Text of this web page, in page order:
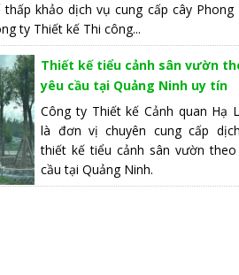
khảo dịch vụ cung cấp cây Phong
ty Thiết kế Thi công...
Thiết kế tiểu cảnh sân vườn
yêu cầu tại Quảng Ninh uy tín
Công ty Thiết kế Cảnh quan Hạ
là đơn vị chuyên cung cấp
thiết kế tiểu cảnh sân vườn theo
cầu tại Quảng Ninh.